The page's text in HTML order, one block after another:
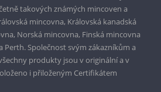
takových známých mincoven a
mincovna, Královská kanadská
Norská mincovna, Finská mincovna
Perth. Společnost svým zákazníkům a
produkty jsou v originální a v
i přiloženým Certifikátem